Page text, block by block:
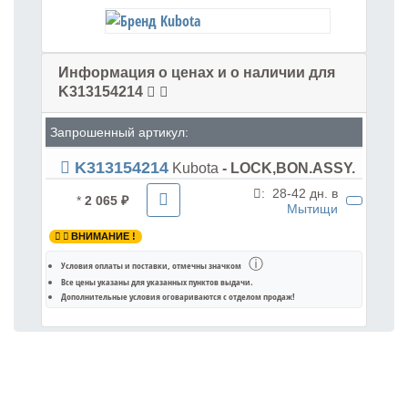
Информация о ценах и о наличии для
K313154214
Запрошенный артикул:
K313154214 Kubota - LOCK,BON.ASSY.
* 2 065 ₽ : 28-42 дн. в
Мытищи
ВНИМАНИЕ !
Условия оплаты и поставки, отмечны значком ⓘ
Все цены указаны дляуказанных пунктов выдачи.
Дополнительные условия оговариваются с отделом продаж!